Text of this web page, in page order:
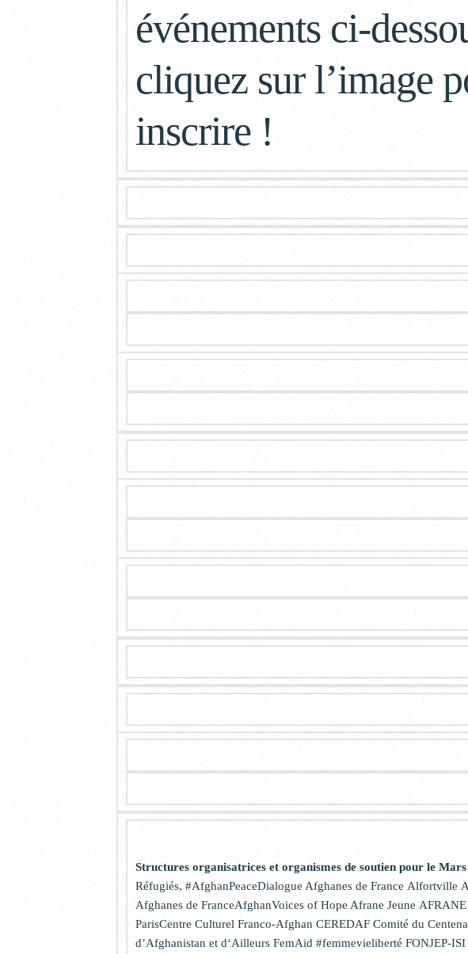
événements ci-
cliquez sur l’image
inscrire !
Structures organisatrices et organismes de soutien pour le
Réfugiés, #AfghanPeaceDialogue Afghanes de France Alfortville
Afghanes de FranceAfghanVoices of Hope Afrane Jeune AFRANE
ParisCentre Culturel Franco-Afghan CEREDAF Comité du
d’Afghanistan et d‘Ailleurs FemAid #femmevieliberté FONJEP-